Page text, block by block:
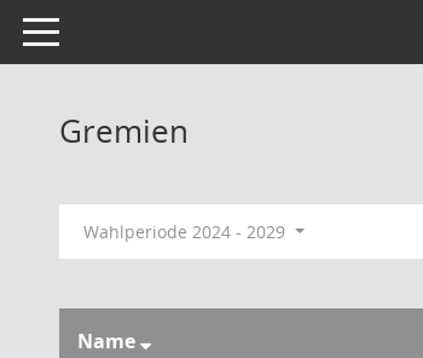
Toggle navigation
Gremien
Wahlperiode 2024 - 2029
Name